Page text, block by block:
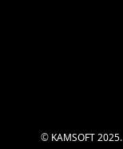
© KAMSOFT 2025.